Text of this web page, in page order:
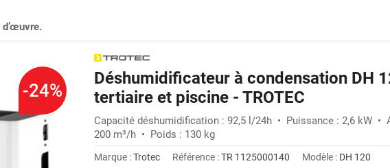
-24% -24%
Déshumidificateur à condensation DH
tertiaire et piscine - TROTEC
Capacité déshumidification : 92,5 l/24h • Puissance : 2,6 kW •
200 m³/h • Poids : 130 kg
Marque :Trotec Référence :TR 1125000140 Modèle : DH 120